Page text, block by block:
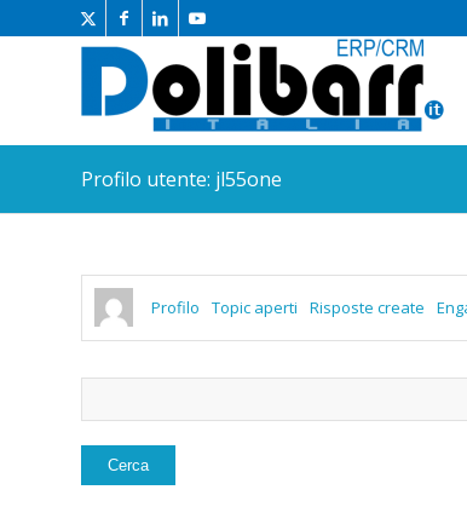
Profilo utente: jl55one
Profilo Topic aperti Risposte create